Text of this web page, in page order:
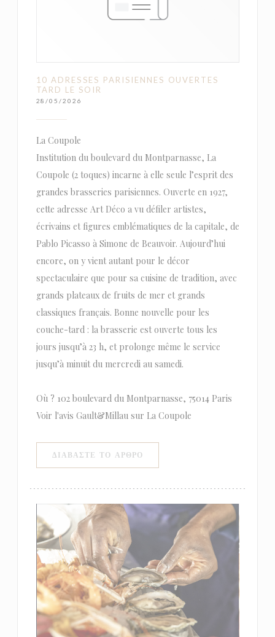
10 ADRESSES PARISIENNES OUVERTES
TARD LE SOIR
28/05/2026
La Coupole
Institution du boulevard du Montparnasse, La
Coupole (2 toques) incarne à elle seule l’esprit des
grandes brasseries parisiennes. Ouverte en 1927,
cette adresse Art Déco a vu défiler artistes,
écrivains et figures emblématiques de la capitale, de
Pablo Picasso à Simone de Beauvoir. Aujourd’hui
encore, on y vient autant pour le décor
spectaculaire que pour sa cuisine de tradition, avec
grands plateaux de fruits de mer et grands
classiques français. Bonne nouvelle pour les
couche-tard : la brasserie est ouverte tous les
jours jusqu’à 23 h, et prolonge même le service
jusqu’à minuit du mercredi au samedi.
Où ? 102 boulevard du Montparnasse, 75014 Paris
Voir l'avis Gault&Millau sur La Coupole
ΔΙΑΒΆΣΤΕ ΤΟ ΆΡΘΡΟ((ΑΝΟΊΓΕΙ ΣΕ ΝΈΟ